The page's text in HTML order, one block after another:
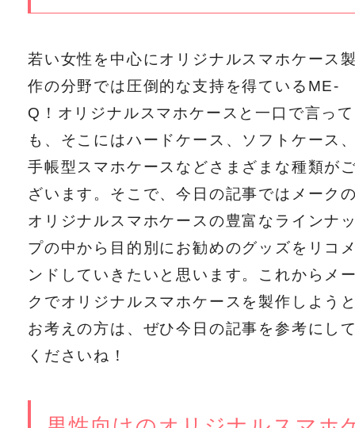
若い女性を中心にオリジナルスマホケース
作の分野では圧倒的な支持を得ているME-
Q！オリジナルスマホケースと一口で言って
も、そこにはハードケース、ソフトケース
手帳型スマホケースなどさまざまな種類が
ざいます。そこで、今日の記事ではメーク
オリジナルスマホケースの豊富なラインナ
プの中から目的別にお勧めのグッズをリコ
ンドしていきたいと思います。これからメ
クでオリジナルスマホケースを製作しよう
お考えの方は、ぜひ今日の記事を参考にし
くださいね！